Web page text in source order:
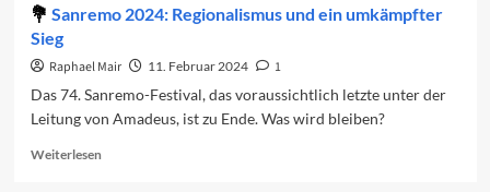
Sanremo 2024: Regionalismus und ein umkämpfter
Sieg
Raphael Mair 11. Februar 2024
1
Das 74. Sanremo-Festival, das voraussichtlich letzte unter der
Leitung von Amadeus, ist zu Ende. Was wird bleiben?
WeiterlesenRead